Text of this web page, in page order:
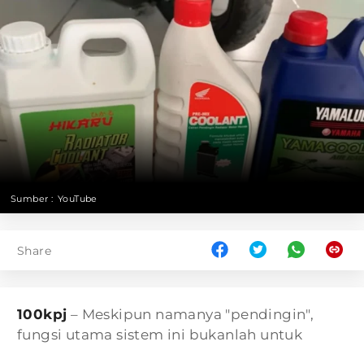
Sumber : YouTube
Share
100kpj – Meskipun namanya "pendingin",
fungsi utama sistem ini bukanlah untuk